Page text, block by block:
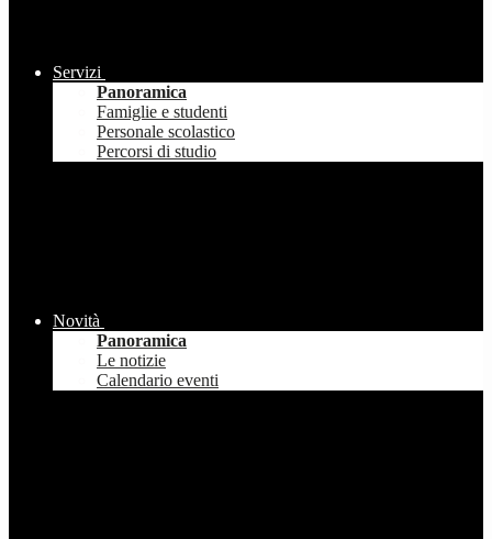
Servizi
Panoramica
Famiglie e studenti
Personale scolastico
Percorsi di studio
Novità
Panoramica
Le notizie
Calendario eventi